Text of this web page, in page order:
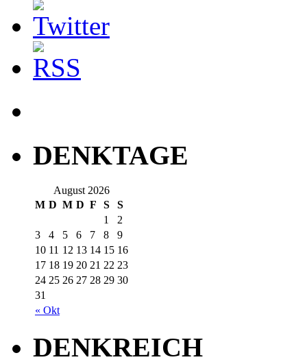
DENKTAGE
August 2026
M D M D F S S
« Okt
1
2
3
4 5 6 7 8
9
10 11 12 13 14 15 16
17 18 19 20 21 22 23
24 25 26 27 28 29 30
31
DENKREICH